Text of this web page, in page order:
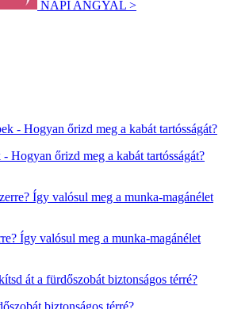
NAPI ANGYAL >
Hogyan őrizd meg a kabát tartósságát?
Így valósul meg a munka-magánélet
biztonságos térré?